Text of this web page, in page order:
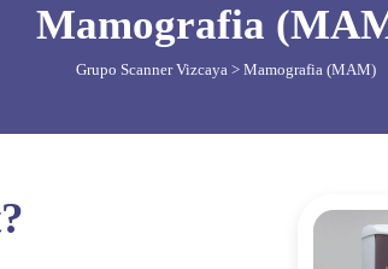
Mamografia
Grupo Scanner Vizcaya> Mamografia (MAM)